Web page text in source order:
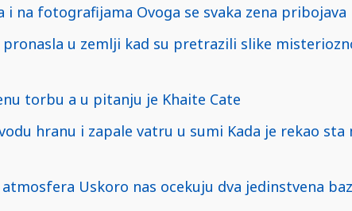
i na fotografijama Ovoga se svaka zena pribojava
pronasla u zemlji kad su pretrazili slike
torbu a u pitanju je Khaite Cate
hranu i zapale vatru u sumi Kada je rekao sta
Uskoro nas ocekuju dva jedinstvena